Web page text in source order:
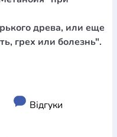
за номером: +38
древа, или еще
грех или болезнь".
Відгуки